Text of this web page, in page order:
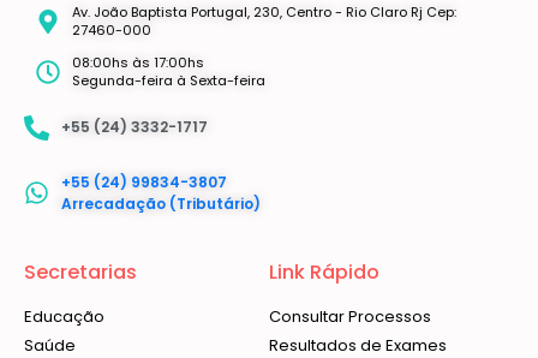
Av. João Baptista Portugal, 230, Centro - Rio Claro Rj Cep:
27460-000
08:00hs às 17:00hs
Segunda-feira à Sexta-feira
+55 (24) 3332-1717
+55 (24) 99834-3807
Arrecadação (Tributário)
Secretarias
Educação
Saúde
Link Rápido
Consultar Processos
Resultados de Exames